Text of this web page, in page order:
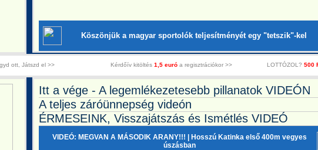
Köszönjük a magyar sportolók teljesítményét egy "tetszik"-kel
ott, Játszd el >> Kérdőív kitöltés 1,5 euró a regisztrációkor >> LOTTÓZOL? 500
Itt a vége - A legemlékezetesebb pillanatok VIDEÓN
A teljes záróünnepség videón
ÉRMESEINK, Visszajátszás és Ismétlés VIDEÓ
VIDEÓ: MEGVAN A MÁSODIK ARANY!!!
| Hosszú Katinka első 400m vegyes
úszásban